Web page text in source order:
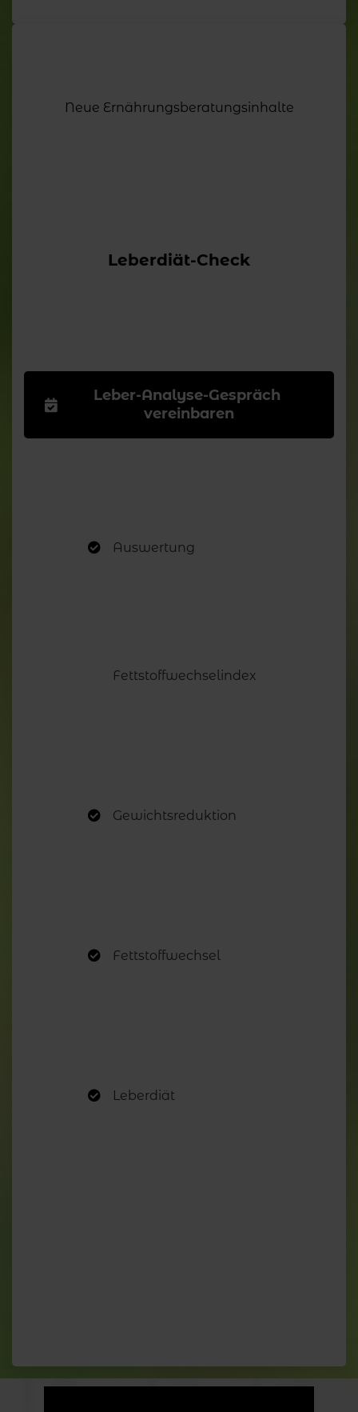
Neue Ernährungsberatungsinhalte
Leberdiät-Check
Leber-Analyse-Gespräch
vereinbaren
Auswertung
Fettstoffwechselindex
Gewichtsreduktion
Fettstoffwechsel
Leberdiät